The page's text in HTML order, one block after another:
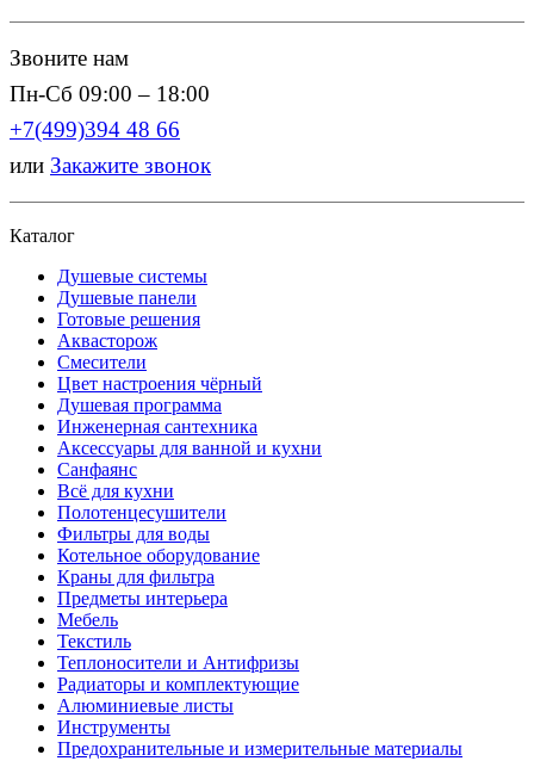
Звоните нам
Пн-Сб 09:00 – 18:00
+7(499)394 48 66
или Закажите звонок
Каталог
Душевые системы
Душевые панели
Готовые решения
Аквасторож
Смесители
Цвет настроения чёрный
Душевая программа
Инженерная сантехника
Аксессуары для ванной и кухни
Санфаянс
Всё для кухни
Полотенцесушители
Фильтры для воды
Котельное оборудование
Краны для фильтра
Предметы интерьера
Мебель
Текстиль
Теплоносители и Антифризы
Радиаторы и комплектующие
Алюминиевые листы
Инструменты
Предохранительные и измерительные материалы